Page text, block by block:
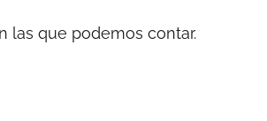
las que podemos contar.